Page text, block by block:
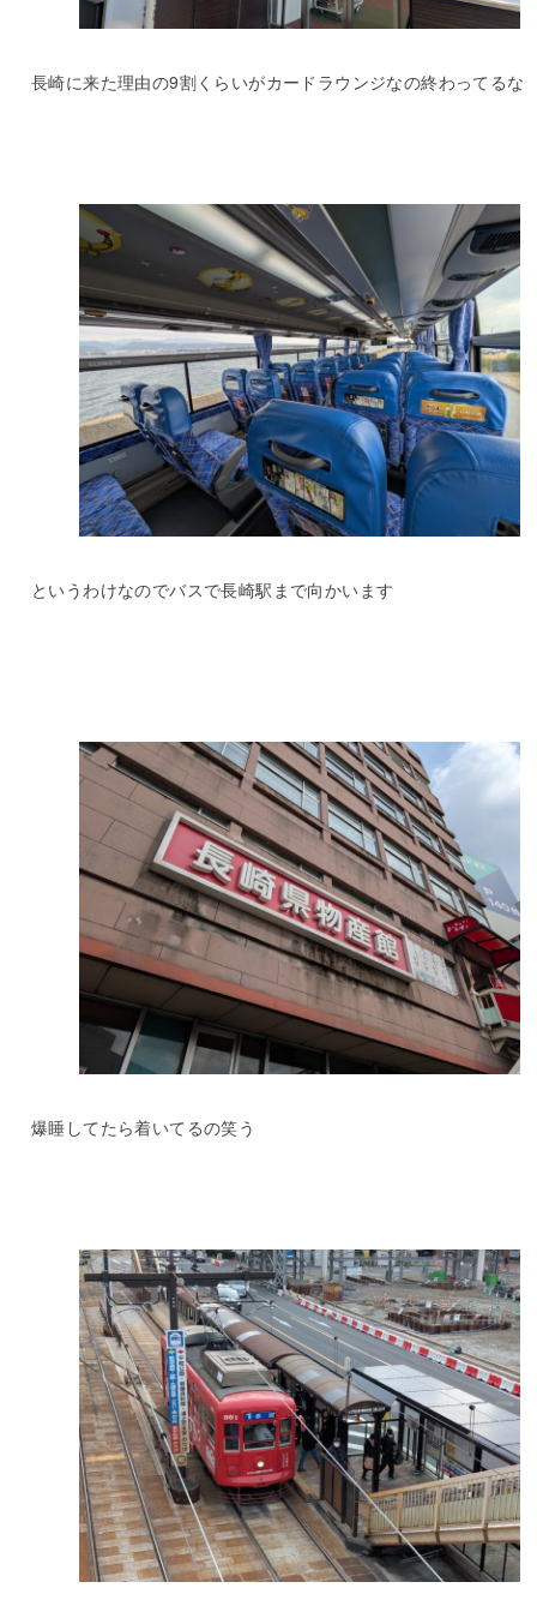
長崎に来た理由の9割くらいがカードラウンジなの終わってるな
というわけなのでバスで長崎駅まで向かいます
爆睡してたら着いてるの笑う